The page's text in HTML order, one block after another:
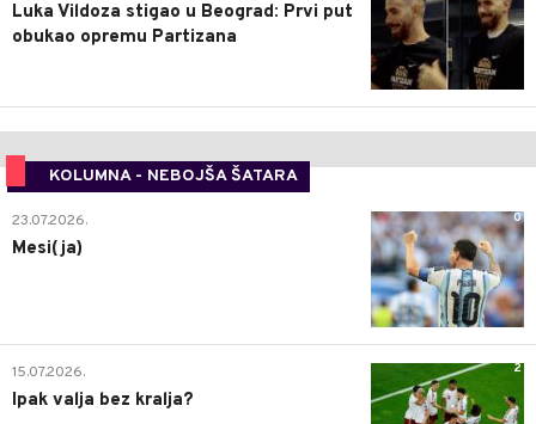
Luka Vildoza stigao u Beograd: Prvi put
obukao opremu Partizana
KOLUMNA - NEBOJŠA ŠATARA
0
23.07.2026.
Mesi(ja)
2
15.07.2026.
Ipak valja bez kralja?